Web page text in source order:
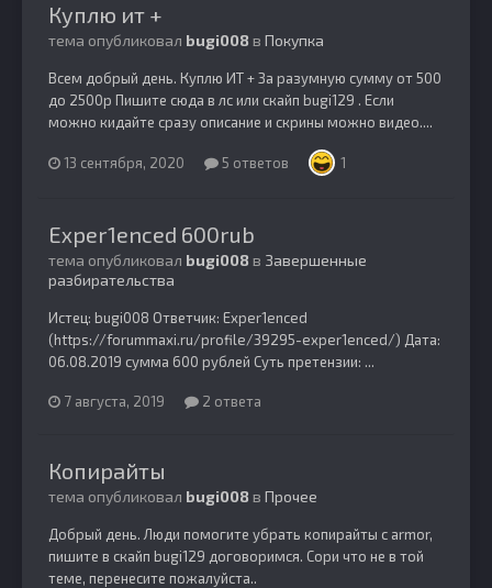
Куплю ит +
тема опубликовал bugi008 в Покупка
Всем добрый день. Куплю ИТ + За разумную сумму от 500
до 2500р Пишите сюда в лс или скайп bugi129 . Если
можно кидайте сразу описание и скрины можно видео....
13 сентября, 2020 5 ответов 1
Exper1enced 600rub
тема опубликовал bugi008 в Завершенные
разбирательства
Истец: bugi008 Ответчик: Exper1enced
(https://forummaxi.ru/profile/39295-exper1enced/) Дата:
06.08.2019 сумма 600 рублей Суть претензии: ...
7 августа, 2019 2 ответа
Копирайты
тема опубликовал bugi008 в Прочее
Добрый день. Люди помогите убрать копирайты с armor,
пишите в скайп bugi129 договоримся. Сори что не в той
теме, перенесите пожалуйста..